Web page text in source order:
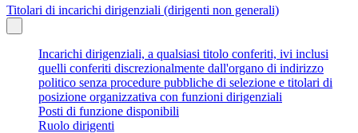
Titolari di incarichi dirigenziali (dirigenti non generali)
Incarichi dirigenziali, a qualsiasi titolo conferiti, ivi inclusi
quelli conferiti discrezionalmente dall'organo di indirizzo
politico senza procedure pubbliche di selezione e titolari di
posizione organizzativa con funzioni dirigenziali
Posti di funzione disponibili
Ruolo dirigenti